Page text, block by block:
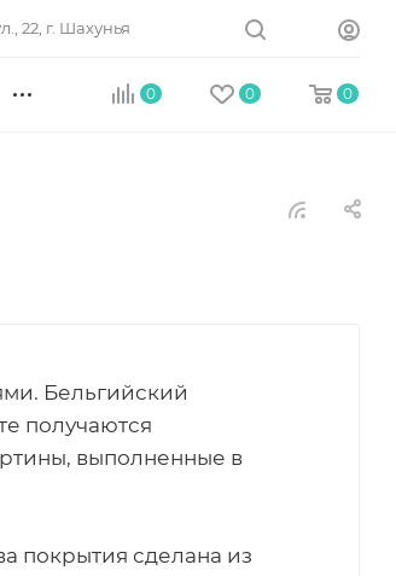
22, г. Шахунья
0 0 0
Бельгийский
получаются
выполненные в
покрытия сделана из